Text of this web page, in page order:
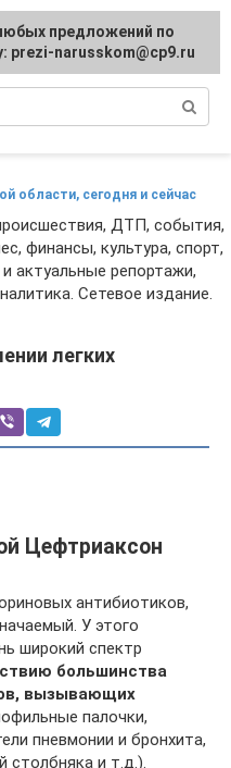
области, сегодня и сейчас
ДТП, события,
финансы, культура, спорт,
актуальные репортажи,
Сетевое издание.
легких
Цефтриаксон
антибиотиков,
У этого
широкий спектр
большинства
вызывающих
палочки,
пневмонии и бронхита,
столбняка и т.д.).
предложений по
prezi-narusskom@cp9.ru